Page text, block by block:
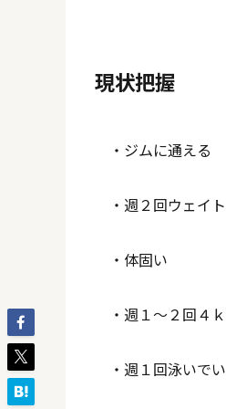
現状把握
・ジムに通える
・週２回ウェイ
・体固い
・週１～２回４
・週１回泳いで